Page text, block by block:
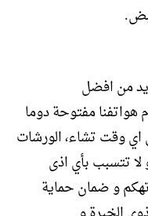
من افضل
هواتفنا مفتوحة دوما
اي وقت تشاء، الورشات
لا تتسبب بأي اذى
و ضمان حماية